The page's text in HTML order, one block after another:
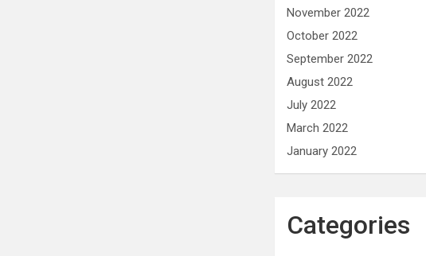
November 2022
October 2022
September 2022
August 2022
July 2022
March 2022
January 2022
Categories